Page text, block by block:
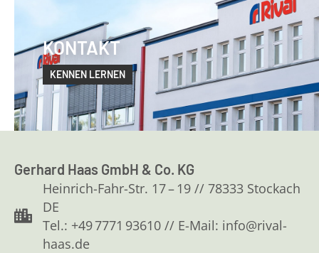
KONTAKT
KENNEN LERNEN
Gerhard Haas GmbH & Co. KG
Heinrich-Fahr-Str. 17 – 19 // 78333 Stockach
DE
Tel.: +49 7771 93610 // E-Mail: info@rival-
haas.de